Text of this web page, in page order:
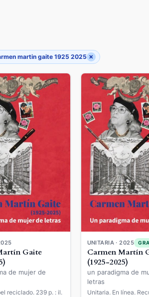
martin gaite 1925 2025 ×
Gaite
de mujer de
reciclado. 239 p. : il.
UNITARIA · 2025
Carmen Martín
(1925-2025)
un paradigma de
letras
Unitaria. En línea.